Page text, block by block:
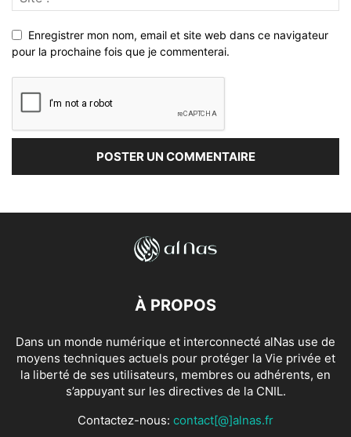
Enregistrer mon nom, email et site web dans ce navigateur
pour la prochaine fois que je commenterai.
À PROPOS
Dans un monde numérique et interconnecté alNas use de
moyens techniques actuels pour protéger la Vie privée et
la liberté de ses utilisateurs, membres ou adhérents, en
s’appuyant sur les directives de la CNIL.
Contactez-nous: contact[@]alnas.fr